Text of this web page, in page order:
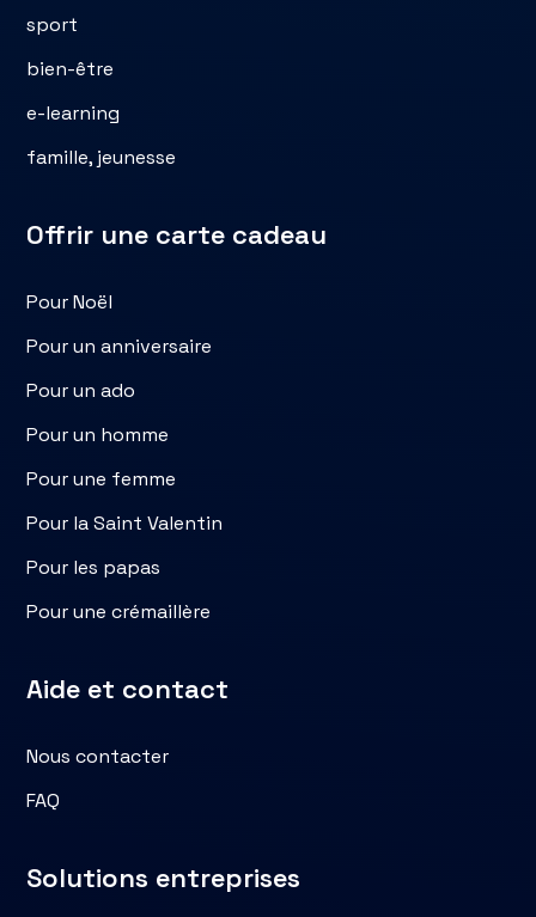
sport
bien-être
e-learning
famille, jeunesse
Offrir une carte cadeau
Pour Noël
Pour un anniversaire
Pour un ado
Pour un homme
Pour une femme
Pour la Saint Valentin
Pour les papas
Pour une crémaillère
Aide et contact
Nous contacter
FAQ
Solutions entreprises